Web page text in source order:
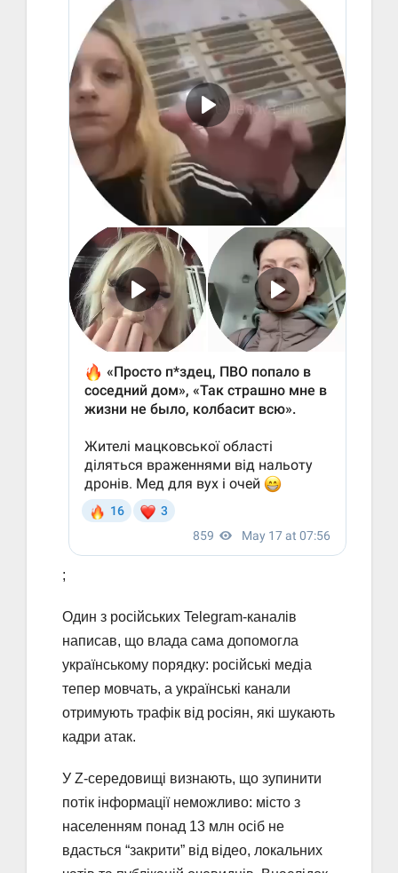
;
Один з російських Telegram-каналів
написав, що влада сама допомогла
українському порядку: російські медіа
тепер мовчать, а українські канали
отримують трафік від росіян, які шукають
кадри атак.
У Z-середовищі визнають, що зупинити
потік інформації неможливо: місто з
населенням понад 13 млн осіб не
вдасться “закрити” від відео, локальних